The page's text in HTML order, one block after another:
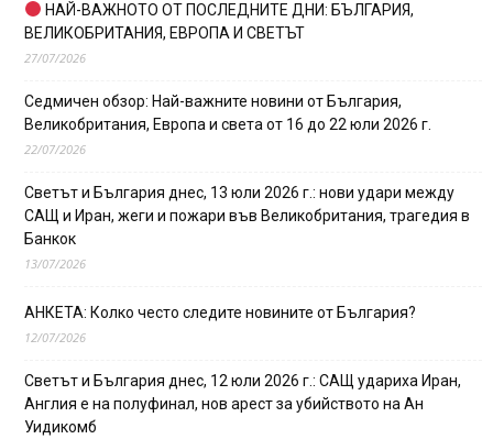
НАЙ-ВАЖНОТО ОТ ПОСЛЕДНИТЕ ДНИ: БЪЛГАРИЯ,
ВЕЛИКОБРИТАНИЯ, ЕВРОПА И СВЕТЪТ
27/07/2026
Седмичен обзор: Най-важните новини от България,
Великобритания, Европа и света от 16 до 22 юли 2026 г.
22/07/2026
Светът и България днес, 13 юли 2026 г.: нови удари между
САЩ и Иран, жеги и пожари във Великобритания, трагедия в
Банкок
13/07/2026
АНКЕТА: Колко често следите новините от България?
12/07/2026
Светът и България днес, 12 юли 2026 г.: САЩ удариха Иран,
Англия е на полуфинал, нов арест за убийството на Ан
Уидикомб